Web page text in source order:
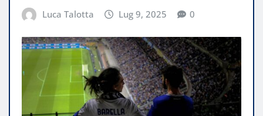
Luca Talotta Lug 9, 2025 0